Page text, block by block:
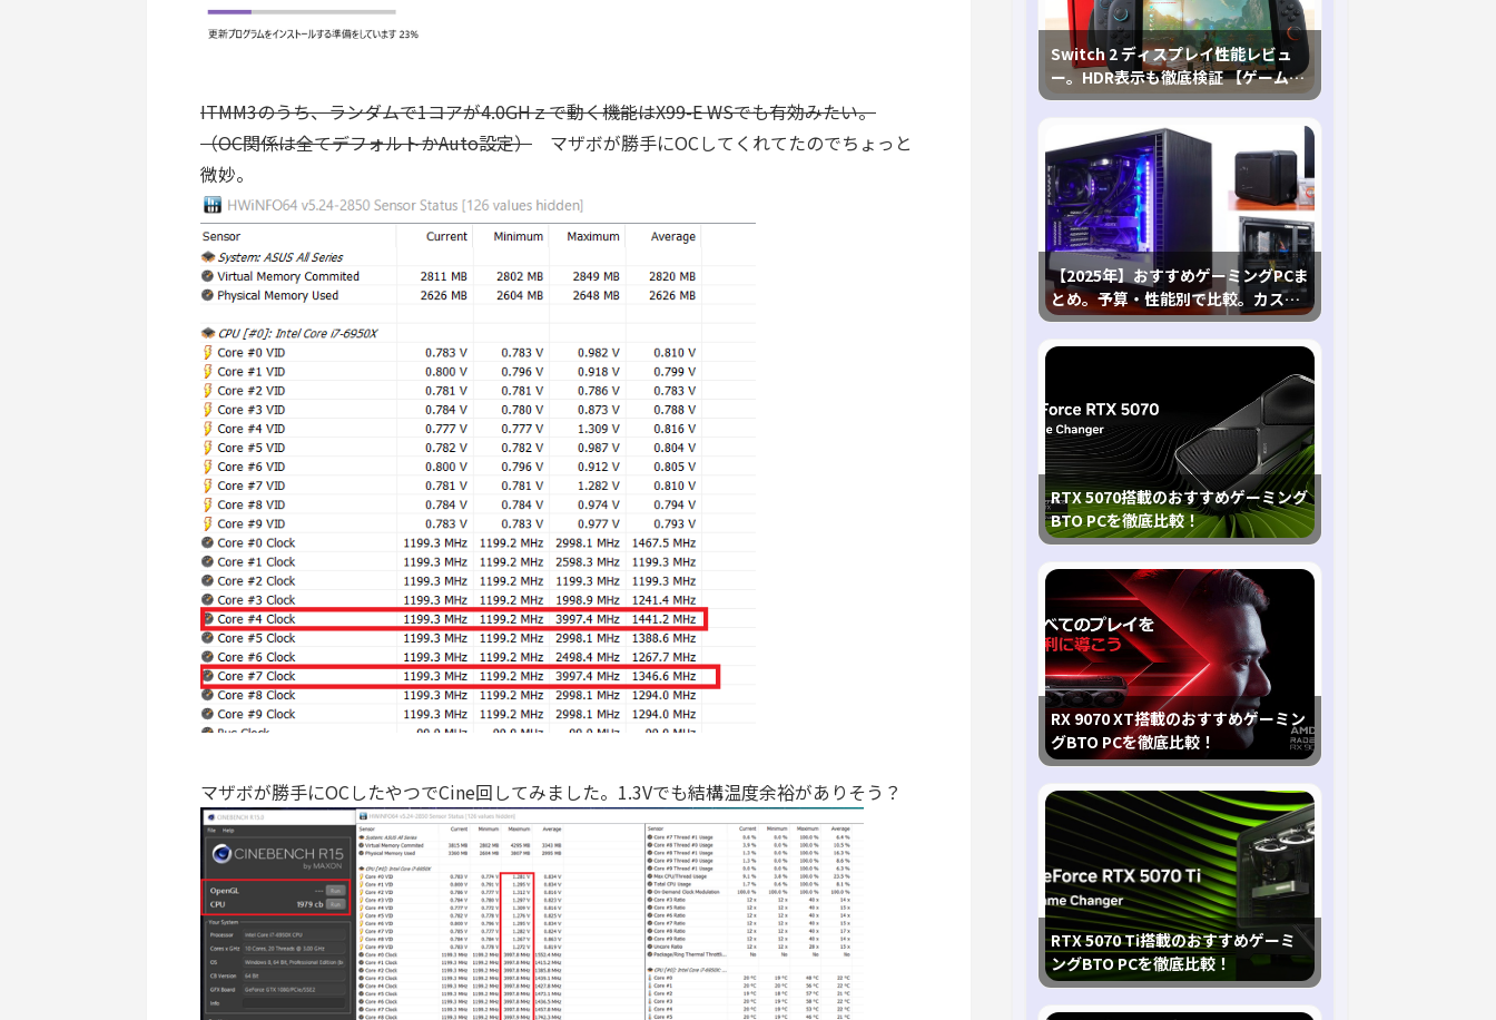
ITMM3のうち、ランダムで1コアが4.0GHｚで動く機能はX99-E WSでも有効みたい。
（OC関係は全てデフォルトかAuto設定） マザボが勝手にOCしてくれてたのでちょっと
微妙。
マザボが勝手にOCしたやつでCine回してみました。1.3Vでも結構温度余裕がありそう？
Switch 2 ディスプレイ性能レビュ
ー。HDR表示も徹底検証 【ゲームに
おけるHDRの未来を切り開く1台！】
【2025年】おすすめゲーミングPCま
とめ。予算・性能別で比較。カスタ
マイズ指南も
RTX 5070搭載のおすすめゲーミング
BTO PCを徹底比較！
RX 9070 XT搭載のおすすめゲーミン
グBTO PCを徹底比較！
RTX 5070 Ti搭載のおすすめゲーミ
ングBTO PCを徹底比較！